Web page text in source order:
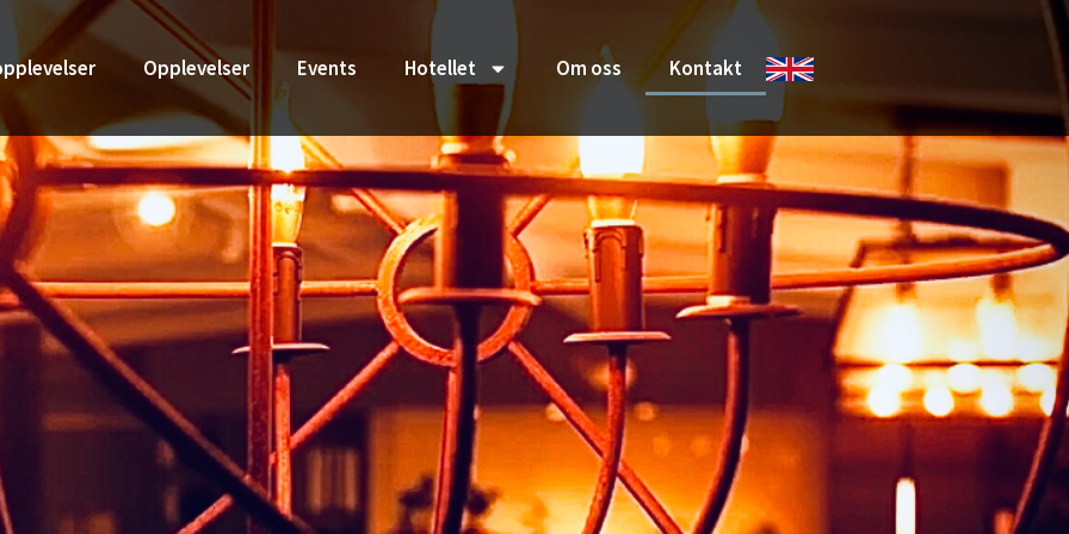
Opplevelser Events Hotellet Om oss Kontakt